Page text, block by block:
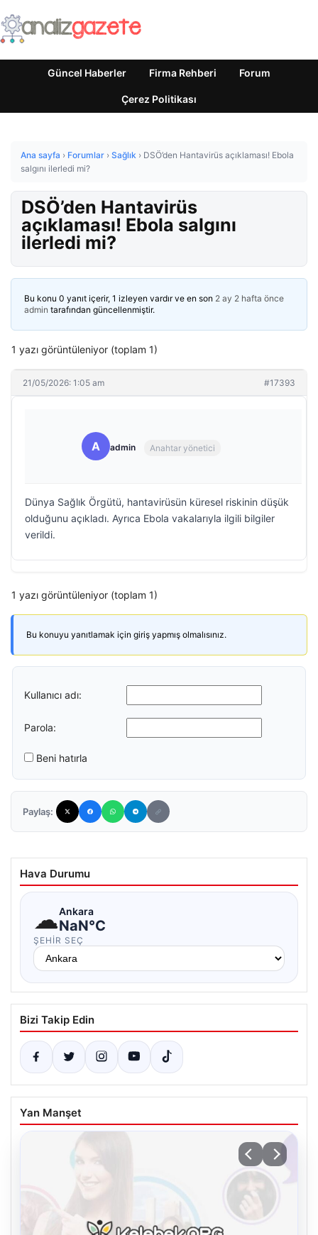
Güncel Haberler Firma Rehberi Forum
Çerez Politikası
Ana sayfa › Forumlar › Sağlık › DSÖ’den Hantavirüs açıklaması! Ebola
salgını ilerledi mi?
DSÖ’den Hantavirüs
açıklaması! Ebola salgını
ilerledi mi?
Bu konu 0 yanıt içerir, 1 izleyen vardır ve en son 2 ay 2 hafta önce
admin tarafından güncellenmiştir.
1 yazı görüntüleniyor (toplam 1)
21/05/2026: 1:05 am #17393
A admin Anahtar yönetici
Dünya Sağlık Örgütü, hantavirüsün küresel riskinin düşük
olduğunu açıkladı. Ayrıca Ebola vakalarıyla ilgili bilgiler
verildi.
1 yazı görüntüleniyor (toplam 1)
Bu konuyu yanıtlamak için giriş yapmış olmalısınız.
Kullanıcı adı:
Parola:
Beni hatırla
Paylaş:
Hava Durumu
☁Ankara
NaN°C
ŞEHIR SEÇ
Bizi Takip Edin
Yan Manşet